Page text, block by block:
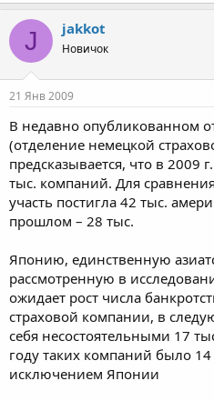
J jakkot
Новичок
21 Янв 2009
В недавно опубликованном
(отделение немецкой
предсказывается, что в 2009
тыс. компаний. Для
участь постигла 42 тыс.
прошлом – 28 тыс.
Японию, единственную
рассмотренную в
ожидает рост числа
страховой компании, в
себя несостоятельными 17
году таких компаний было 14
исключением Японии